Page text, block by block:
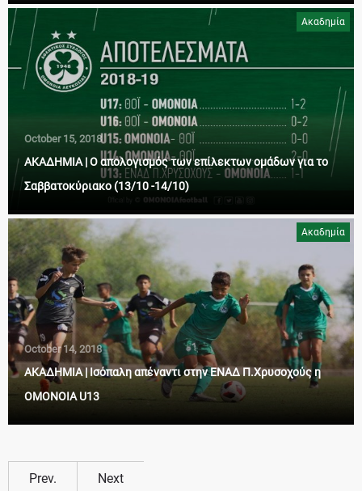
Ακαδημία
October 15, 2018
ΑΚΑΔΗΜΙΑ | Ο απολογισμός των επίλεκτων ομάδων για το
Σαββατοκύριακο (13/10 -14/10)
Ακαδημία
October 14, 2018
ΑΚΑΔΗΜΙΑ | Ισόπαλη απέναντι στην ΕΝΑΔ Π.Χρυσοχούς η
ΟΜΟΝΟΙΑ U13
Prev. Next